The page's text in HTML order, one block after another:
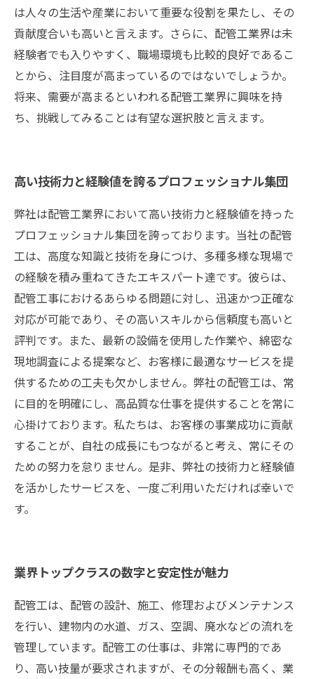
は人々の生活や産業において重要な役割を果たし、その
貢献度合いも高いと言えます。さらに、配管工業界は未
経験者でも入りやすく、職場環境も比較的良好であるこ
とから、注目度が高まっているのではないでしょうか。
将来、需要が高まるといわれる配管工業界に興味を持
ち、挑戦してみることは有望な選択肢と言えます。
高い技術力と経験値を誇るプロフェッショナル集団
弊社は配管工業界において高い技術力と経験値を持った
プロフェッショナル集団を誇っております。当社の配管
工は、高度な知識と技術を身につけ、多種多様な現場で
の経験を積み重ねてきたエキスパート達です。彼らは、
配管工事におけるあらゆる問題に対し、迅速かつ正確な
対応が可能であり、その高いスキルから信頼度も高いと
評判です。また、最新の設備を使用した作業や、綿密な
現地調査による提案など、お客様に最適なサービスを提
供するための工夫も欠かしません。弊社の配管工は、常
に目的を明確にし、高品質な仕事を提供することを常に
心掛けております。私たちは、お客様の事業成功に貢献
することが、自社の成長にもつながると考え、常にその
ための努力を怠りません。是非、弊社の技術力と経験値
を活かしたサービスを、一度ご利用いただければ幸いで
す。
業界トップクラスの数字と安定性が魅力
配管工は、配管の設計、施工、修理およびメンテナンス
を行い、建物内の水道、ガス、空調、廃水などの流れを
管理しています。配管工の仕事は、非常に専門的であ
り、高い技量が要求されますが、その分報酬も高く、業